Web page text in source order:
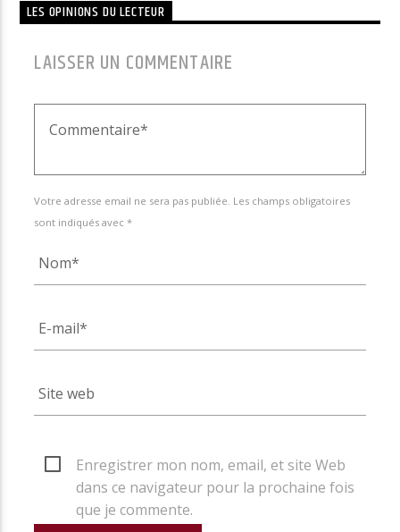
LES OPINIONS DU LECTEUR
LAISSER UN COMMENTAIRE
Votre adresse email ne sera pas publiée. Les champs obligatoires
sont indiqués avec *
Enregistrer mon nom, email, et site Web
dans ce navigateur pour la prochaine fois
que je commente.